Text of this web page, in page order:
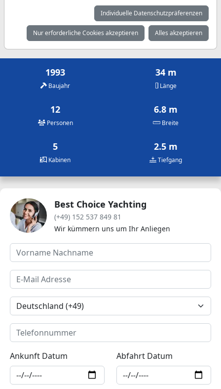
7.860 € 9.575 €
August
9.575 €
September
7.860 €
Oktober
7.860 €
1993
Baujahr
34 m
Länge
12
Personen
6.8 m
Breite
5
Kabinen
2.5 m
Tiefgang
Best Choice Yachting
(+49) 152 537 849 81
Wir kümmern uns um Ihr Anliegen
Ankunft Datum Abfahrt Datum
Individuelle Datenschutzpräferenzen
Nur erforderliche Cookies akzeptieren Alles akzeptieren